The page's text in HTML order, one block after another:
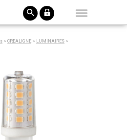
> CREALIGNE > LUMINAIRES >